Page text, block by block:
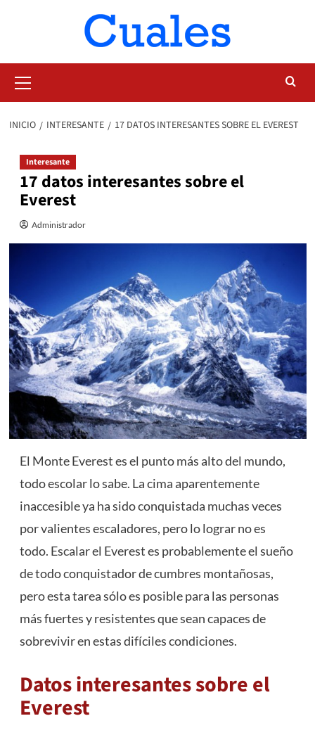
primario
INICIO INTERESANTE 17 DATOS INTERESANTES SOBRE EL EVEREST
Interesante
17 datos interesantes sobre el
Everest
Administrador
El Monte Everest es el punto más alto del mundo,
todo escolar lo sabe. La cima aparentemente
inaccesible ya ha sido conquistada muchas veces
por valientes escaladores, pero lo lograr no es
todo. Escalar el Everest es probablemente el sueño
de todo conquistador de cumbres montañosas,
pero esta tarea sólo es posible para las personas
más fuertes y resistentes que sean capaces de
sobrevivir en estas difíciles condiciones.
Datos interesantes sobre el
Everest